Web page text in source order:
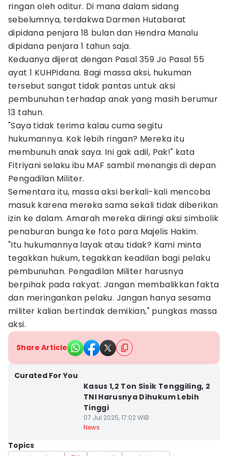
ringan oleh oditur. Di mana dalam sidang
sebelumnya, terdakwa Darmen Hutabarat
dipidana penjara 18 bulan dan Hendra Manalu
dipidana penjara 1 tahun saja.
Keduanya dijerat dengan Pasal 359 Jo Pasal 55
ayat 1 KUHPidana. Bagi massa aksi, hukuman
tersebut sangat tidak pantas untuk aksi
pembunuhan terhadap anak yang masih berumur
13 tahun.
"Saya tidak terima kalau cuma segitu
hukumannya. Kok lebih ringan? Mereka itu
membunuh anak saya. Ini gak adil, Pak!" kata
Fitriyani selaku ibu MAF sambil menangis di depan
Pengadilan Militer.
Sementara itu, massa aksi berkali-kali mencoba
masuk karena mereka sama sekali tidak diberikan
izin ke dalam. Amarah mereka diiringi aksi simbolik
penaburan bunga ke foto para Majelis Hakim.
"Itu hukumannya layak atau tidak? Kami minta
tegakkan hukum, tegakkan keadilan bagi pelaku
pembunuhan. Pengadilan Militer harusnya
berpihak pada rakyat. Jangan membalikkan fakta
dan meringankan pelaku. Jangan hanya sesama
militer kalian bertindak demikian," pungkas massa
aksi.
Share Article
Curated For You
Kasus 1,2 Ton Sisik Tenggiling, 2
TNI Harusnya Dihukum Lebih
Tinggi
07 Jul 2025, 17:02 WIB
News
Topics